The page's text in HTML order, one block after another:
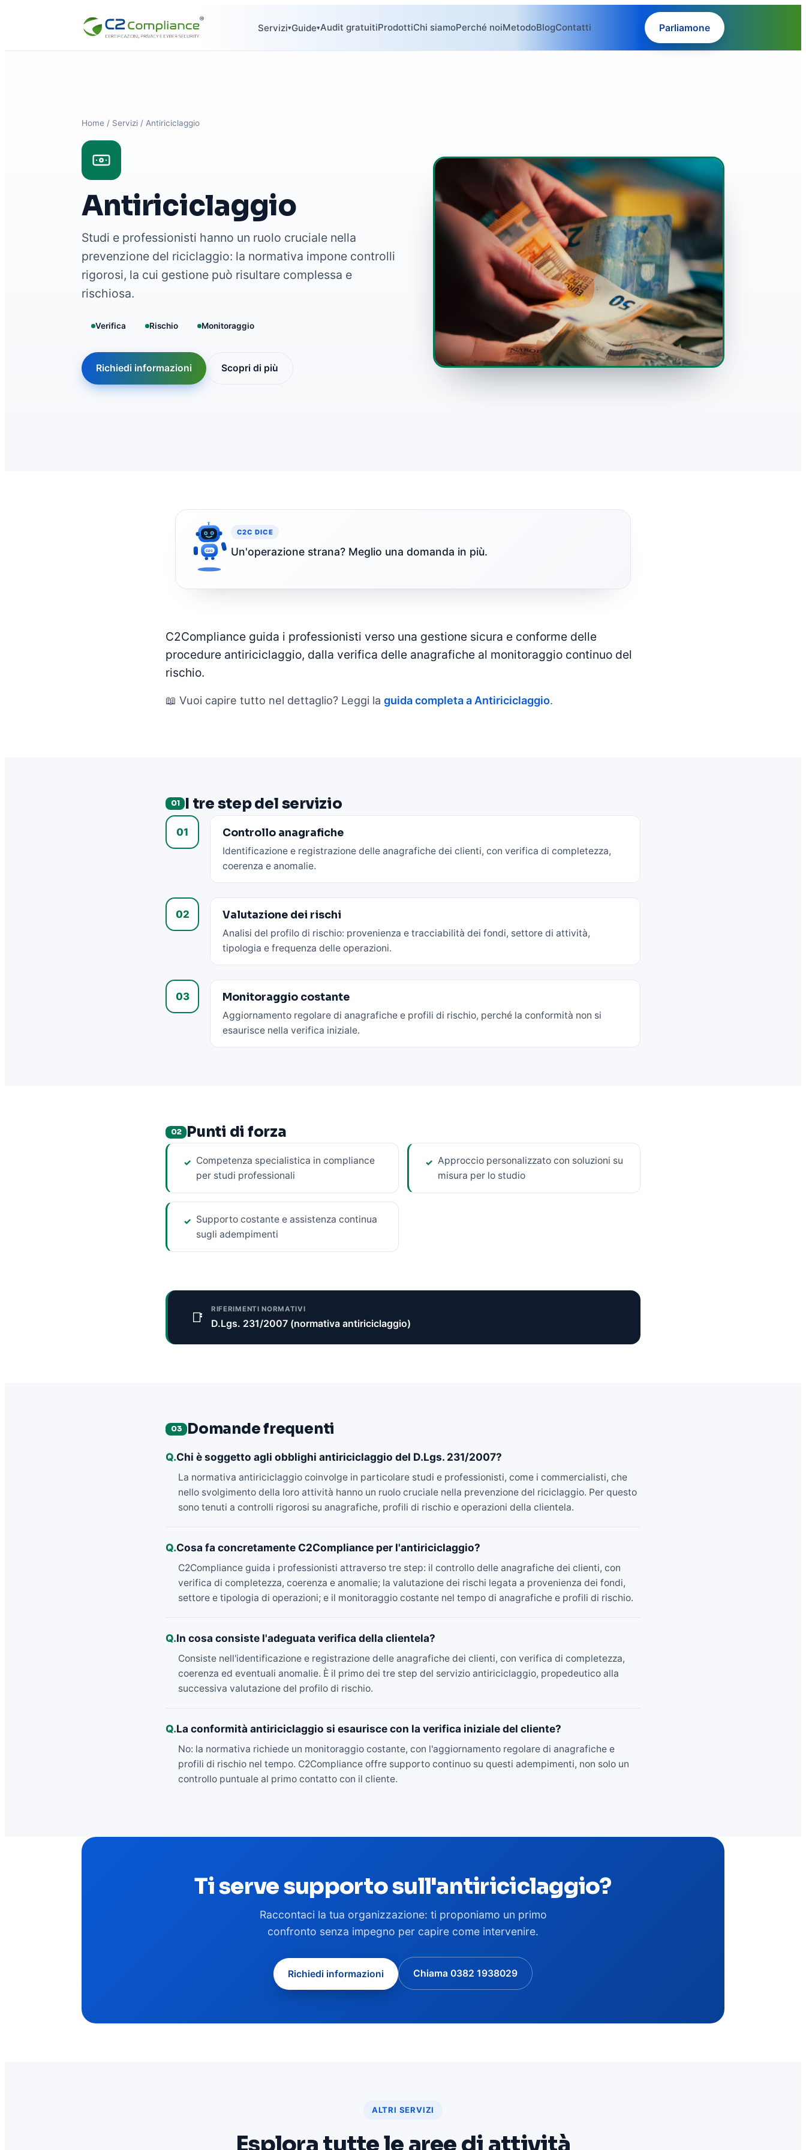
Servizi▾Guide▾Audit gratuitiProdottiChi siamoPerché noiMetodoBlogContatti Parliamone
Home / Servizi / Antiriciclaggio
Antiriciclaggio
Studi e professionisti hanno un ruolo cruciale nella
prevenzione del riciclaggio: la normativa impone controlli
rigorosi, la cui gestione può risultare complessa e
rischiosa.
Verifica Rischio Monitoraggio
Richiedi informazioni Scopri di più
C2C
C2C DICE
Un'operazione strana? Meglio una domanda in più.
C2Compliance guida i professionisti verso una gestione sicura e conforme delle
procedure antiriciclaggio, dalla verifica delle anagrafiche al monitoraggio continuo del
rischio.
📖 Vuoi capire tutto nel dettaglio? Leggi la guida completa a Antiriciclaggio.
01 I tre step del servizio
01 Controllo anagrafiche
Identificazione e registrazione delle anagrafiche dei clienti, con verifica di completezza,
coerenza e anomalie.
02 Valutazione dei rischi
Analisi del profilo di rischio: provenienza e tracciabilità dei fondi, settore di attività,
tipologia e frequenza delle operazioni.
03 Monitoraggio costante
Aggiornamento regolare di anagrafiche e profili di rischio, perché la conformità non si
esaurisce nella verifica iniziale.
02 Punti di forza
✓ Competenza specialistica in compliance
per studi professionali
✓ Approccio personalizzato con soluzioni su
misura per lo studio
✓ Supporto costante e assistenza continua
sugli adempimenti
📑
RIFERIMENTI NORMATIVI
D.Lgs. 231/2007 (normativa antiriciclaggio)
03 Domande frequenti
Q.Chi è soggetto agli obblighi antiriciclaggio del D.Lgs. 231/2007?
La normativa antiriciclaggio coinvolge in particolare studi e professionisti, come i commercialisti, che
nello svolgimento della loro attività hanno un ruolo cruciale nella prevenzione del riciclaggio. Per questo
sono tenuti a controlli rigorosi su anagrafiche, profili di rischio e operazioni della clientela.
Q.Cosa fa concretamente C2Compliance per l'antiriciclaggio?
C2Compliance guida i professionisti attraverso tre step: il controllo delle anagrafiche dei clienti, con
verifica di completezza, coerenza e anomalie; la valutazione dei rischi legata a provenienza dei fondi,
settore e tipologia di operazioni; e il monitoraggio costante nel tempo di anagrafiche e profili di rischio.
Q.In cosa consiste l'adeguata verifica della clientela?
Consiste nell'identificazione e registrazione delle anagrafiche dei clienti, con verifica di completezza,
coerenza ed eventuali anomalie. È il primo dei tre step del servizio antiriciclaggio, propedeutico alla
successiva valutazione del profilo di rischio.
Q.La conformità antiriciclaggio si esaurisce con la verifica iniziale del cliente?
No: la normativa richiede un monitoraggio costante, con l'aggiornamento regolare di anagrafiche e
profili di rischio nel tempo. C2Compliance offre supporto continuo su questi adempimenti, non solo un
controllo puntuale al primo contatto con il cliente.
Ti serve supporto sull'antiriciclaggio?
Raccontaci la tua organizzazione: ti proponiamo un primo
confronto senza impegno per capire come intervenire.
Richiedi informazioni Chiama 0382 1938029
ALTRI SERVIZI
Esplora tutte le aree di attività